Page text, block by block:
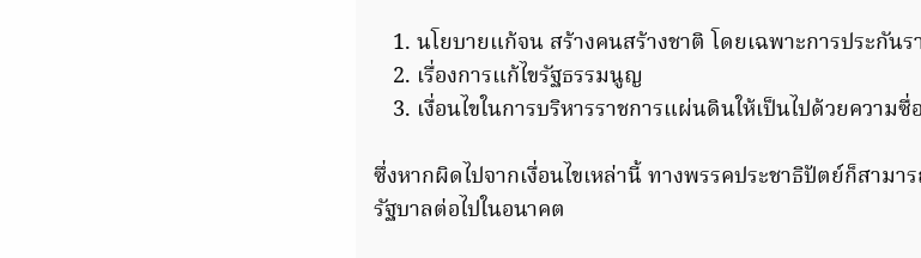
นโยบายแก้จน สร้างคนสร้างชาติ โดยเฉพาะการประกันร
เรื่องการแก้ไขรัฐธรรมนูญ
เงื่อนไขในการบริหารราชการแผ่นดินให้เป็นไปด้วยความ
ซึ่งหากผิดไปจากเงื่อนไขเหล่านี้ ทางพรรคประชาธิปัตย์ก็สาม
รัฐบาลต่อไปในอนาคต